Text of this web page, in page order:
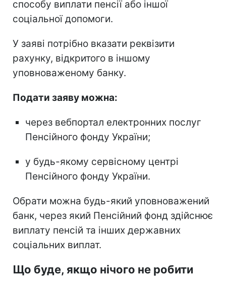
способу виплати пенсії або іншої
соціальної допомоги.
У заяві потрібно вказати реквізити
рахунку, відкритого в іншому
уповноваженому банку.
Подати заяву можна:
через вебпортал електронних послуг
Пенсійного фонду України;
у будь-якому сервісному центрі
Пенсійного фонду України.
Обрати можна будь-який уповноважений
банк, через який Пенсійний фонд здійснює
виплату пенсій та інших державних
соціальних виплат.
Що буде, якщо нічого не робити